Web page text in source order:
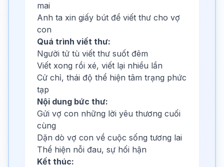
mai
Anh ta xin giấy bút để viết thư cho vợ
con
Quá trình viết thư:
Người tử tù viết thư suốt đêm
Viết xong rồi xé, viết lại nhiều lần
Cử chỉ, thái độ thể hiện tâm trạng phức
tạp
Nội dung bức thư:
Gửi vợ con những lời yêu thương cuối
cùng
Dặn dò vợ con về cuộc sống tương lai
Thể hiện nỗi đau, sự hối hận
Kết thúc: